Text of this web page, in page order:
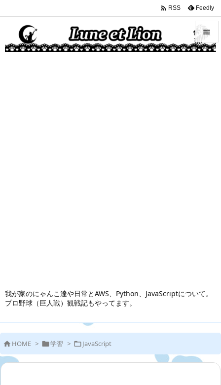
我が家のにゃんこ達や日常とAWS、Python、JavaScriptについて。
プロ野球（巨人戦）観戦記もやってます。


 RSS Feedly
 HOME > 学習 > JavaScript